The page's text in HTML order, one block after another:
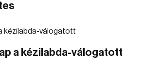
a kézilabda-válogatott